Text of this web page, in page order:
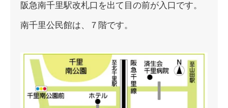
阪急南千里駅改札口を出て目の前が入口です。
南千里公民館は、７階です。